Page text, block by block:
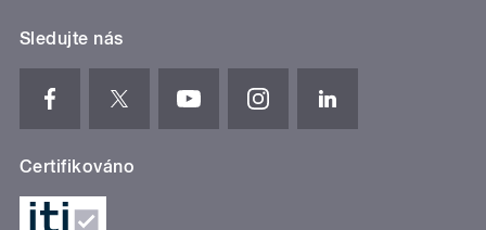
Sledujte nás
Certifikováno